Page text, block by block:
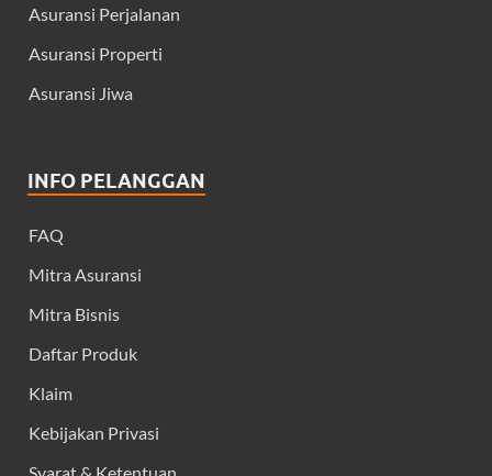
Asuransi Perjalanan
Asuransi Properti
Asuransi Jiwa
INFO PELANGGAN
FAQ
Mitra Asuransi
Mitra Bisnis
Daftar Produk
Klaim
Kebijakan Privasi